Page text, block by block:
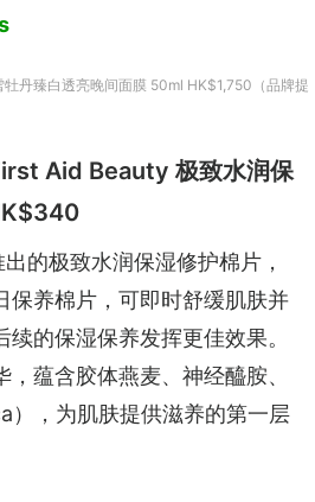
丹臻白透亮晚间面膜 50ml HK$1,750（品牌提
Aid Beauty 极致水润保
的极致水润保湿修护棉⽚，
保养棉片，可即时舒缓肌肤并
的保湿保养发挥更佳效果。
蕴含胶体燕麦、神经醯胺、
），为肌肤提供滋养的第一层